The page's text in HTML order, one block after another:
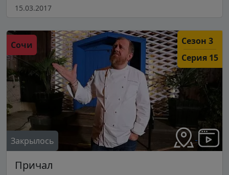
15.03.2017
Сочи
Сезон 3
Серия 15
Закрылось
Причал